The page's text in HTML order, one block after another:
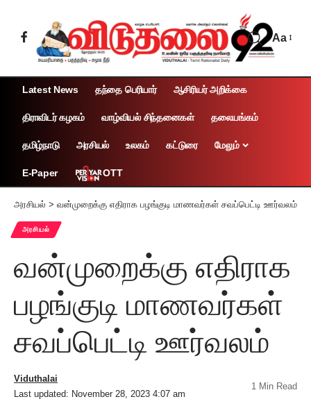
Aa
Latest News தந்தை பெரியார் ஆசிரியர் அறிக்கை
திராவிடர் கழகம் வாழ்வியல் சிந்தனைகள் தலையங்கம்
தமிழ்நாடு அரசியல் உலகம் கட்டுரை மேலும்
E-Paper OTT
அரசியல் > வன்முறைக்கு எதிராக பழங்குடி மாணவர்கள் சவப்பெட்டி ஊர்வலம்
அரசியல்
வன்முறைக்கு எதிராக
பழங்குடி மாணவர்கள்
சவப்பெட்டி ஊர்வலம்
Last updated: November 28, 2023 4:07 am
Viduthalai
1 Min Read